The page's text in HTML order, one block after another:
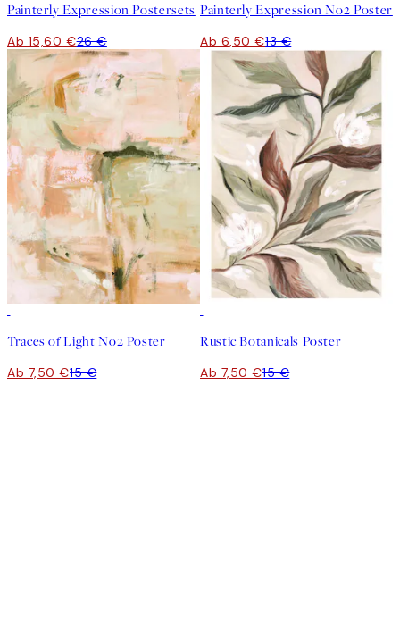
Painterly Expression Postersets
Ab 15,60 €26 €
Painterly Expression No2 Poster
Ab 6,50 €13 €
Traces of Light No2 Poster
Ab 7,50 €15 €
Rustic Botanicals Poster
Ab 7,50 €15 €